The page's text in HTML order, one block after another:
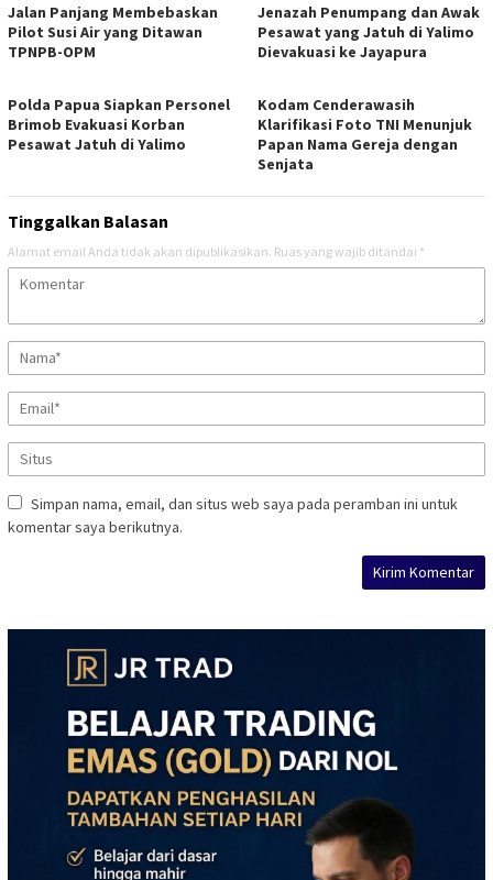
Jalan Panjang Membebaskan
Pilot Susi Air yang Ditawan
TPNPB-OPM
Jenazah Penumpang dan Awak
Pesawat yang Jatuh di Yalimo
Dievakuasi ke Jayapura
Polda Papua Siapkan Personel
Brimob Evakuasi Korban
Pesawat Jatuh di Yalimo
Kodam Cenderawasih
Klarifikasi Foto TNI Menunjuk
Papan Nama Gereja dengan
Senjata
Tinggalkan Balasan
Alamat email Anda tidak akan dipublikasikan. Ruas yang wajib ditandai *
Simpan nama, email, dan situs web saya pada peramban ini untuk
komentar saya berikutnya.